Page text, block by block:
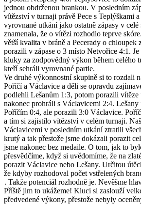
jednou obdrženou brankou. V posledním
vítězství v turnaji právě Pece s Teplýškami
vyrovnané utkání jako ostatně zápasy v celé
znamenala, že o vítězi rozhodlo teprve
větší kvalita v bráně a Pecerady o chloupek
porazili v zápase o 3 místo Netvořice 4:1.
kluky za zodpovědný výkon během celého
kteří sehráli vyrovnané partie.
Ve druhé výkonnostní skupině si to rozdali
Poříčí a Václavice a děli se opravdu
podlehli Lešanům 1:3, potom porazili vítěze
nakonec prohráli s Václavicemi 2:4. Lešany
Poříčím 0:4, ale porazili 3:0 Václavice.
a tím si zajistilo vítězství v celém turnaji.
Václavicemi v posledním utkání ztratili
krutý a tak přestože jsme dokázali porazit
jsme nakonec bez medaile. O tom, jak to
přesvědčíme, když si uvědomíme, že na
porazit Václavice nebo Lešany. Určitou
že kdyby rozhodoval počet vstřelených
. Takže potenciál rozhodně je. Nevěšme
Příště jim to ukážeme! Kluci si zaslouží
předvedené výkony, přestože nebyly